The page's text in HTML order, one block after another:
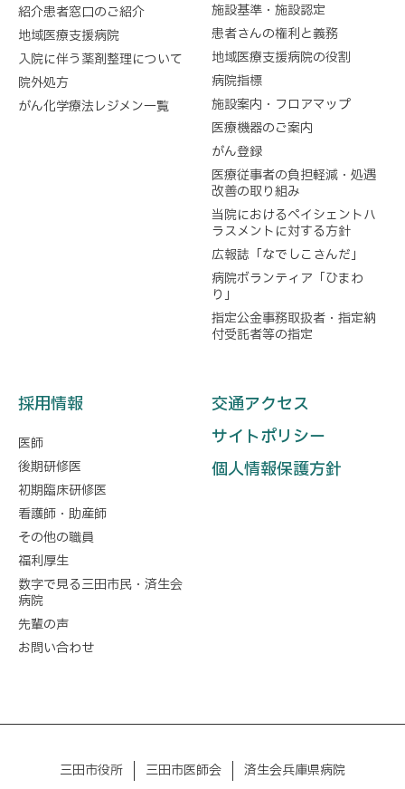
紹介患者窓口のご紹介
地域医療支援病院
入院に伴う薬剤整理について
院外処方
がん化学療法レジメン一覧
施設基準・施設認定
患者さんの権利と義務
地域医療支援病院の役割
病院指標
施設案内・フロアマップ
医療機器のご案内
がん登録
医療従事者の負担軽減・処遇
改善の取り組み
当院におけるペイシェントハ
ラスメントに対する方針
広報誌「なでしこさんだ」
病院ボランティア「ひまわ
り」
指定公金事務取扱者・指定納
付受託者等の指定
採用情報
医師
後期研修医
初期臨床研修医
看護師・助産師
その他の職員
福利厚生
数字で見る三田市民・済生会
病院
先輩の声
お問い合わせ
交通アクセス
サイトポリシー
個人情報保護方針
三田市役所 三田市医師会 済生会兵庫県病院